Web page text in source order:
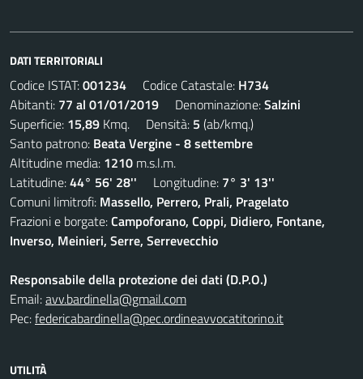
DATI TERRITORIALI
Codice ISTAT:001234 Codice Catastale: H734
Abitanti: 77 al 01/01/2019 Denominazione:Salzini
Superficie: 15,89 Kmq. Densità: 5 (ab/kmq.)
Santo patrono: Beata Vergine - 8 settembre
Altitudine media: 1210 m.s.l.m.
Latitudine:44° 56' 28'' Longitudine: 7° 3' 13''
Comuni limitrofi: Massello, Perrero, Prali, Pragelato
Frazioni e borgate:Campoforano, Coppi, Didiero, Fontane,
Inverso, Meinieri, Serre, Serrevecchio
Responsabile della protezione dei dati (D.P.O.)
Email:avv.bardinella@gmail.com
Pec:federicabardinella@pec.ordineavvocatitorino.it
UTILITÀ